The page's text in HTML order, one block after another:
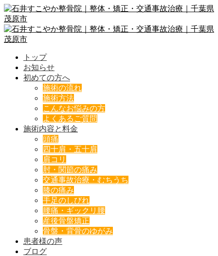
トップ
お知らせ
初めての方へ
施術の流れ
施術方法
こんなお悩みの方
よくあるご質問
施術内容と料金
頭痛
四十肩・五十肩
肩コリ
肘・関節の痛み
交通事故治療・むちうち
膝の痛み
手足のしびれ
腰痛・ギックリ腰
産後骨盤矯正
骨盤・背骨のゆがみ
患者様の声
ブログ